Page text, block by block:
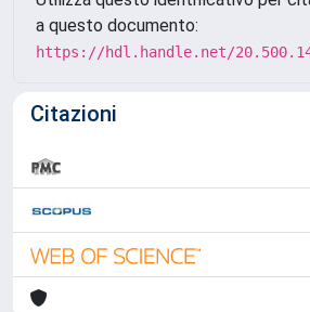
a questo documento:
https://hdl.handle.net/
Citazioni